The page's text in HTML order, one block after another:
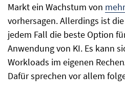
Markt ein Wachstum von
vorhersagen. Allerdings ist
jedem Fall die beste Option
Anwendung von KI. Es kann
Workloads im eigenen
Dafür sprechen vor allem